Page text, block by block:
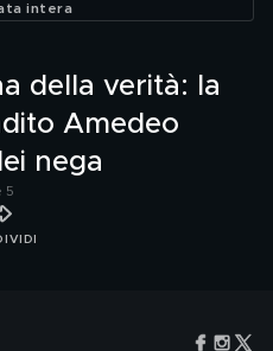
intera
della verità: la
Amedeo
nega
5